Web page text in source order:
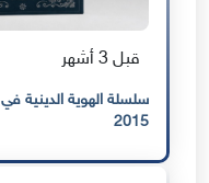
قبل 3 أشهر
سلسلة الهوية الدينية
2015